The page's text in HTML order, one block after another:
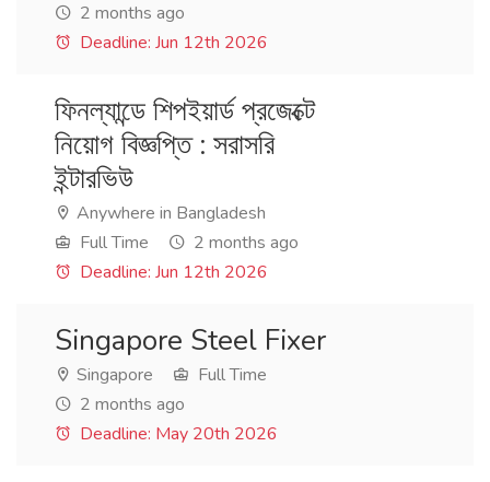
2 months ago
Deadline: Jun 12th 2026
ফিনল্যান্ডে শিপইয়ার্ড প্রজেক্টে
নিয়োগ বিজ্ঞপ্তি : সরাসরি
ইন্টারভিউ
Anywhere in Bangladesh
Full Time
2 months ago
Deadline: Jun 12th 2026
Singapore Steel Fixer
Singapore
Full Time
2 months ago
Deadline: May 20th 2026